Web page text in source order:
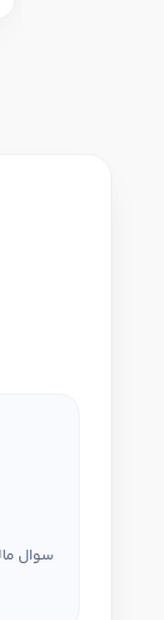
سوال